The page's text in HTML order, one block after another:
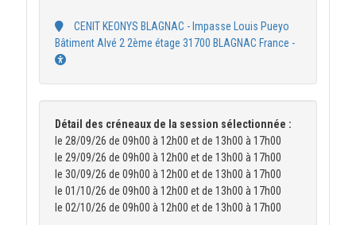
Bâtiment Alvé 2 2ème étage 31700 BLAGNAC France -
Détail des créneaux de la session sélectionnée :
le 28/09/26 de 09h00 à 12h00 et de 13h00 à 17h00
le 29/09/26 de 09h00 à 12h00 et de 13h00 à 17h00
le 30/09/26 de 09h00 à 12h00 et de 13h00 à 17h00
le 01/10/26 de 09h00 à 12h00 et de 13h00 à 17h00
le 02/10/26 de 09h00 à 12h00 et de 13h00 à 17h00